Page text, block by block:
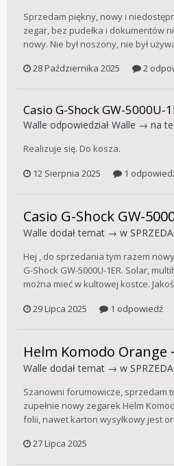
Sprzedam piękny, nowy i
zegar, bez pudełka i dokumentów
nowy. Nie był noszony, nie był
28 Października 2025
2
Casio G-Shock GW-5000U-
Walle odpowiedział Walle → na
Realizuje się. Do kosza.
12 Sierpnia 2025
1
Casio G-Shock GW-
Walle dodał temat → w
Hej , do sprzedania tym razem
G-Shock GW-5000U-1ER. Solar,
można mieć w kultowej kostce.
29 Lipca 2025
1 odpowiedź
Helm Komodo Orange
Walle dodał temat → w
Szanowni forumowicze, sprzedam
zupełnie nowy zegarek Helm
folii, nawet karton wysyłkowy jest
27 Lipca 2025